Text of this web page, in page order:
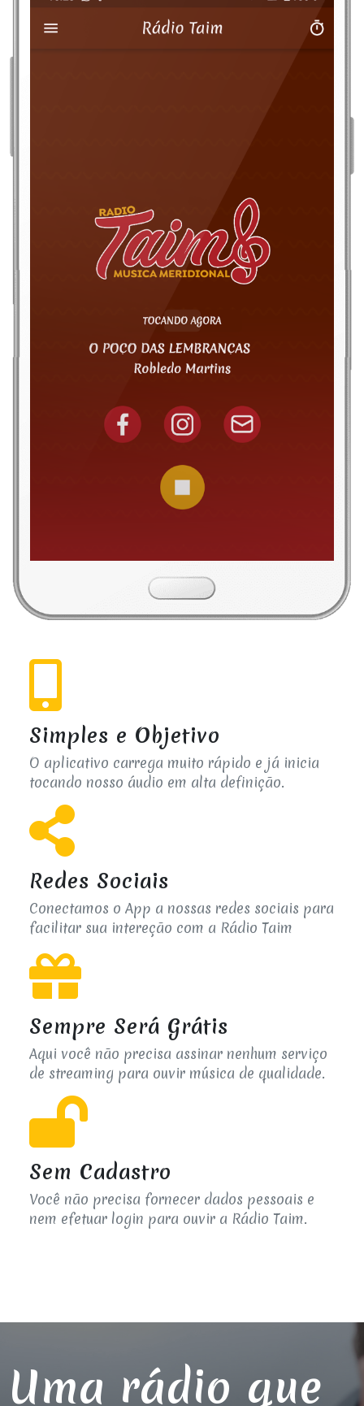
Simples e Objetivo
O aplicativo carrega muito rápido e já inicia
tocando nosso áudio em alta definição.
Redes Sociais
Conectamos o App a nossas redes sociais para
facilitar sua intereção com a Rádio Taim
Sempre Será Grátis
Aqui você não precisa assinar nenhum serviço
de streaming para ouvir música de qualidade.
Sem Cadastro
Você não precisa fornecer dados pessoais e
nem efetuar login para ouvir a Rádio Taim.
Uma rádio que